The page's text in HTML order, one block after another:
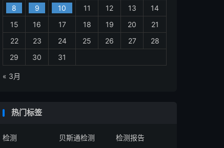
8
9 10 11 12 13
14
15
16 17 18 19 20
21
22
23 24 25 26 27
28
29
30 31
« 3月
热门标签
检测 贝斯通检测
检测报告